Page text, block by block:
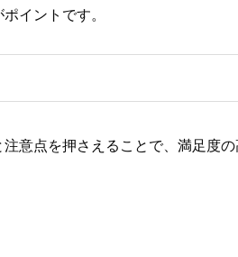
イントです。
意点を押さえることで、満足度の